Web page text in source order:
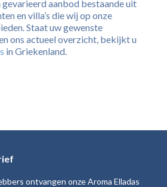
gevarieerd aanbod bestaande uit
en villa’s die wij op onze
Staat uw gewenste
ons actueel overzicht, bekijkt u
in Griekenland.
ontvangen onze Aroma Elladas